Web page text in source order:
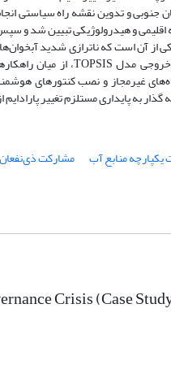
از آن است که ناترازی شدید
به پایداری مستلزم تغییر
یکپارچه منابع آب مشارکت ذی‌نفعان
Crisis (Case